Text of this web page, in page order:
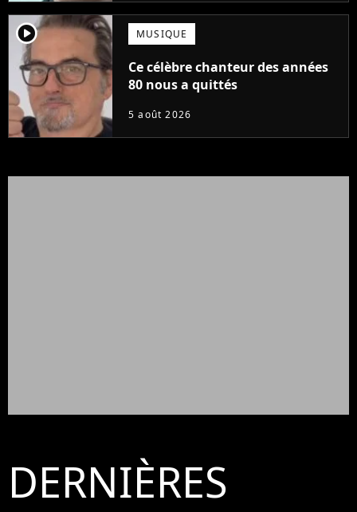
player2 MUSIQUE
Ce célèbre chanteur des années
80 nous a quittés
5 août 2026
DERNIÈRES